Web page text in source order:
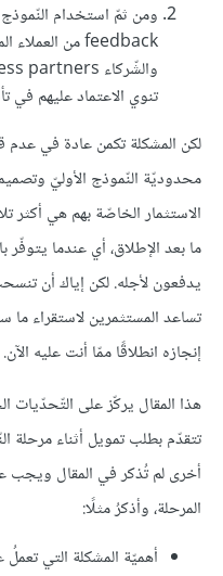
ومن ثمّ استخدام
تنوي الاعتماد عليهم في
لكن المشكلة تكمن عادة في عدم
محدوديّة النّموذج الأوليّ
الاستثمار الخاصّة بهم هي أكثر
ما بعد الإطلاق، أي عندما يتوفّر
يدفعون لأجله. لكن إياك أن
تساعد المستثمرين لاستقراء
إنجازه انطلاقًا ممّا أنت عليه الآن.
هذا المقال يركّز على التّحدّيات
تتقدّم بطلب تمويل أثناء مرحلة
أخرى لم تُذكر في المقال ويجب
المرحلة، وأذكرُ مثلًا:
أهميّة المشكلة التي تعملُ